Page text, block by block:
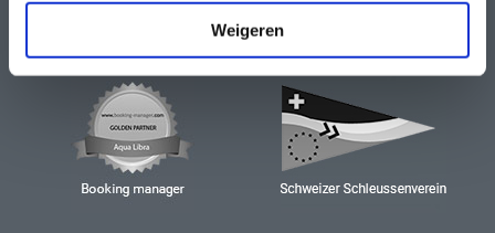
Weigeren